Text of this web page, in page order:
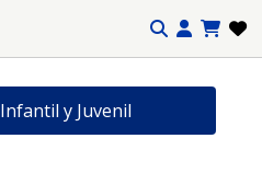
Infantil y Juvenil